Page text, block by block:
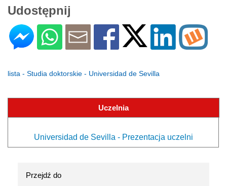
Udostępnij
lista - Studia doktorskie - Universidad de Sevilla
Uczelnia
Universidad de Sevilla - Prezentacja uczelni
Przejdź do